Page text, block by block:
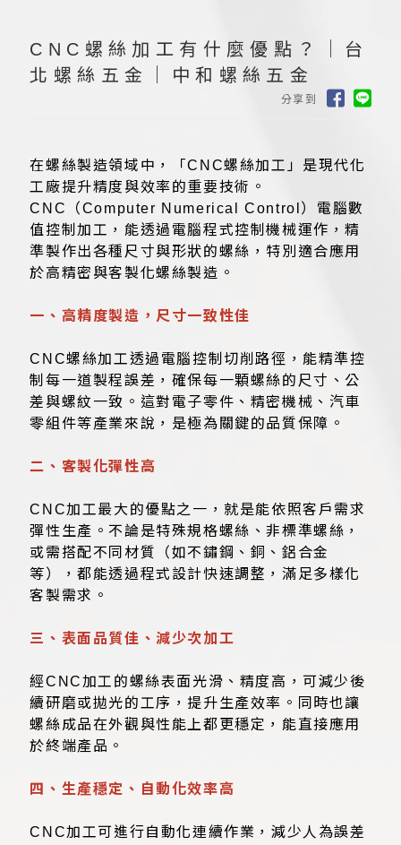
CNC螺絲加工有什麼優點？｜台
北螺絲五金｜中和螺絲五金
分享到
在螺絲製造領域中，「CNC螺絲加工」是現代化
工廠提升精度與效率的重要技術。
CNC（Computer Numerical Control）電腦數
值控制加工，能透過電腦程式控制機械運作，精
準製作出各種尺寸與形狀的螺絲，特別適合應用
於高精密與客製化螺絲製造。
一、高精度製造，尺寸一致性佳
CNC螺絲加工透過電腦控制切削路徑，能精準控
制每一道製程誤差，確保每一顆螺絲的尺寸、公
差與螺紋一致。這對電子零件、精密機械、汽車
零組件等產業來說，是極為關鍵的品質保障。
二、客製化彈性高
CNC加工最大的優點之一，就是能依照客戶需求
彈性生產。不論是特殊規格螺絲、非標準螺絲，
或需搭配不同材質（如不鏽鋼、銅、鋁合金
等），都能透過程式設計快速調整，滿足多樣化
客製需求。
三、表面品質佳、減少次加工
經CNC加工的螺絲表面光滑、精度高，可減少後
續研磨或拋光的工序，提升生產效率。同時也讓
螺絲成品在外觀與性能上都更穩定，能直接應用
於終端產品。
四、生產穩定、自動化效率高
CNC加工可進行自動化連續作業，減少人為誤差